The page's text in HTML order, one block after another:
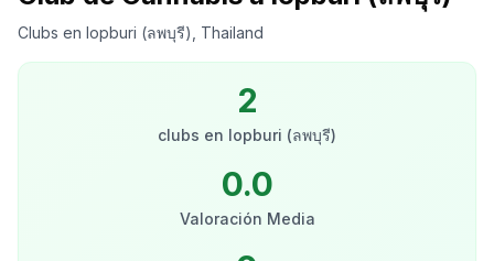
Clubs en lopburi (ลพบุรี), Thailand
2
clubs en lopburi (ลพบุรี)
0.0
Valoración Media